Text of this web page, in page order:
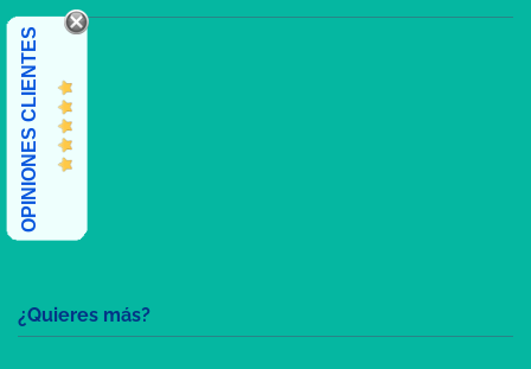
¿Quieres más?
OPINIONES CLIENTES